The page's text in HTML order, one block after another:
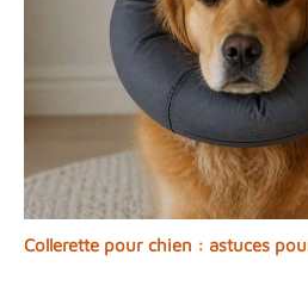
Collerette pour chien : astuces